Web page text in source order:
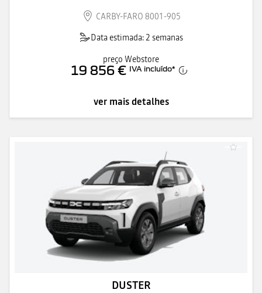
CARBY-FARO 8001-905
Data estimada: 2 semanas
preço Webstore
19 856 € IVA incluído*
ver mais detalhes
DUSTER